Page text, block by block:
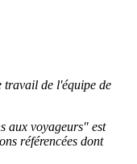
travail de l'équipe de
aux voyageurs" est
référencées dont